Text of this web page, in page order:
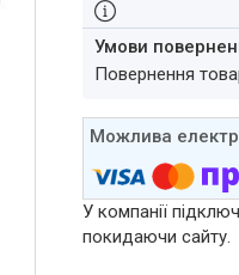
повернення
У компанії
покидаючи сайту.